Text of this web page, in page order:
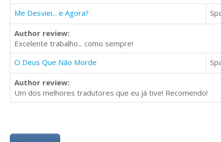
Me Desviei... e Agora?
Author review:
Excelente trabalho... como sempre!
O Deus Que Não Morde
Author review:
Um dos melhores tradutores que eu já tive! Recomendo!